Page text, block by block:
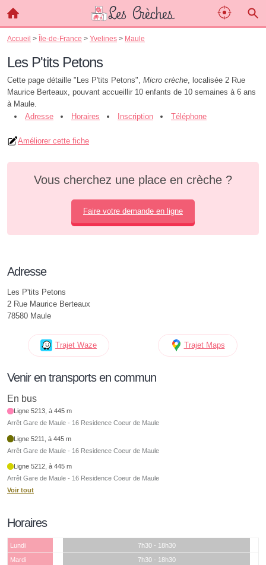
Accueil > Île-de-France > Yvelines > Maule
Les P'tits Petons
Cette page détaille "Les P'tits Petons", Micro crèche, localisée 2 Rue
Maurice Berteaux, pouvant accueillir 10 enfants de 10 semaines à 6 ans
à Maule.
Adresse
Horaires Inscription Téléphone
Améliorer cette fiche
Vous cherchez une place en crèche ?
Faire votre demande en ligne
Adresse
Les P'tits Petons
2 Rue Maurice Berteaux
78580 Maule
Trajet Waze Trajet Maps
Venir en transports en commun
En bus
Ligne 5213, à 445 m
Arrêt Gare de Maule - 16 Residence Coeur de Maule
Ligne 5211, à 445 m
Arrêt Gare de Maule - 16 Residence Coeur de Maule
Ligne 5212, à 445 m
Arrêt Gare de Maule - 16 Residence Coeur de Maule
Voir tout
Horaires
Lundi
7h30 - 18h30
Mardi
7h30 - 18h30